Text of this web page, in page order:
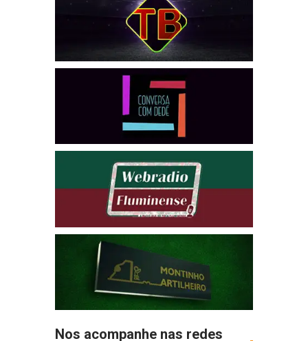
Nos acompanhe nas redes